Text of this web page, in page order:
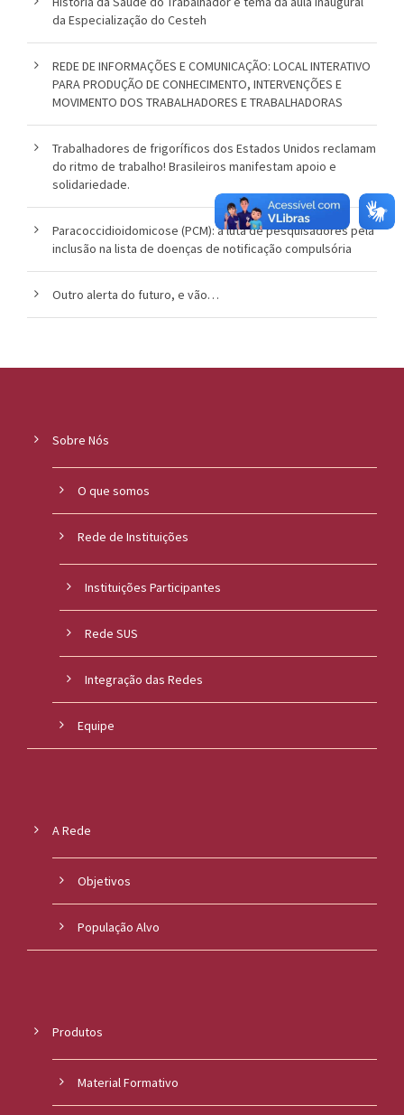
da Especialização do Cesteh
REDE DE INFORMAÇÕES E COMUNICAÇÃO: LOCAL INTERATIVO
PARA PRODUÇÃO DE CONHECIMENTO, INTERVENÇÕES E
MOVIMENTO DOS TRABALHADORES E TRABALHADORAS
Trabalhadores de frigoríficos dos Estados Unidos reclamam
do ritmo de trabalho! Brasileiros manifestam apoio e
solidariedade.
Paracoccidioidomicose (PCM): a luta de pesquisadores pela
inclusão na lista de doenças de notificação compulsória
Outro alerta do futuro, e vão…
Sobre Nós
O que somos
Rede de Instituições
Instituições Participantes
Rede SUS
Integração das Redes
Equipe
A Rede
Objetivos
População Alvo
Produtos
Material Formativo